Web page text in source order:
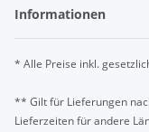
Informationen
* Alle Preise inkl.
** Gilt für Lieferungen
Lieferzeiten für andere